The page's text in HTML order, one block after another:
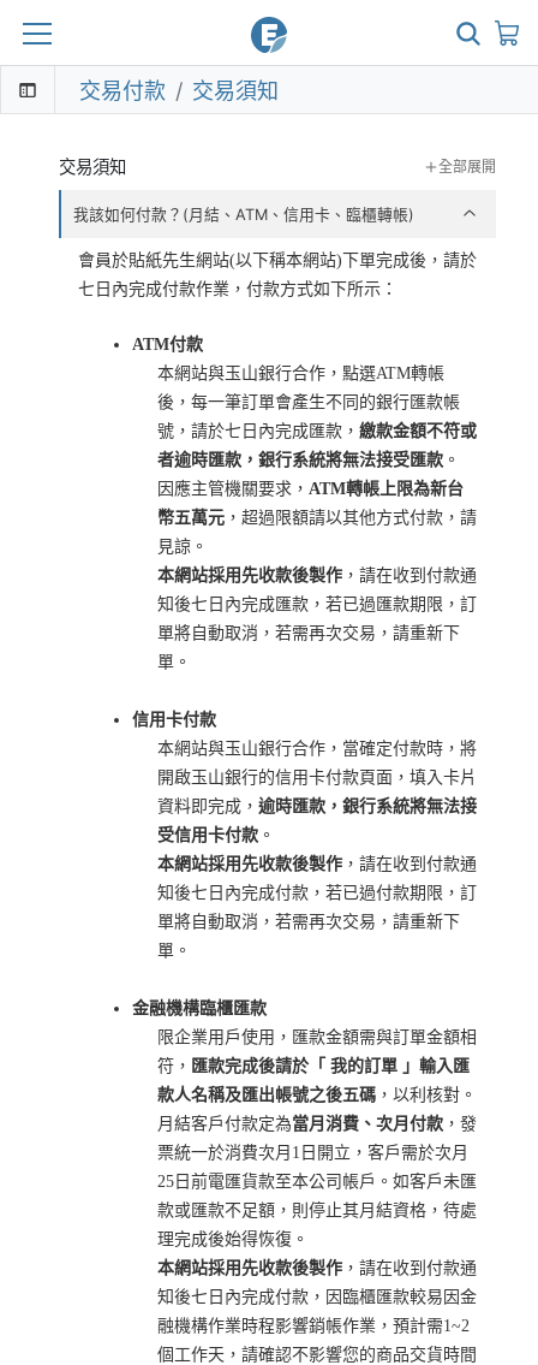
交易付款 交易須知
交易須知 全部展開
我該如何付款？(月結、ATM、信用卡、臨櫃轉帳)
會員於貼紙先生網站(以下稱本網站)下單完成後，請於
七日內完成付款作業，付款方式如下所示：
ATM付款
本網站與玉山銀行合作，點選ATM轉帳
後，每一筆訂單會產生不同的銀行匯款帳
號，請於七日內完成匯款， 繳款金額不符或
者逾時匯款，銀行系統將無法接受匯款 。
因應主管機關要求， ATM轉帳上限為新台
幣五萬元 ， 超過限額請以其他方式付款，請
見諒 。
本網站採用先收款後製作 ，請在收到付款通
知後七日內完成匯款，若已過匯款期限，訂
單將自動取消，若需再次交易，請重新下
單。
信用卡付款
本網站與玉山銀行合作，當確定付款時，將
開啟玉山銀行的信用卡付款頁面，填入卡片
資料即完成， 逾時匯款，銀行系統將無法接
受信用卡付款 。
本網站採用先收款後製作 ，請在收到付款通
知後七日內完成付款，若已過付款期限，訂
單將自動取消，若需再次交易，請重新下
單。
金融機構臨櫃匯款
限企業用戶使用，匯款金額需與訂單金額相
符， 匯款完成後請於「 我的訂單 」輸入匯
款人名稱及匯出帳號之後五碼 ，以利核對。
月結客戶付款定為當月消費、次月付款 ，發
票統一於消費次月1日開立，客戶需於次月
25日前電匯貨款至本公司帳戶。如客戶未匯
款或匯款不足額，則停止其月結資格，待處
理完成後始得恢復。
本網站採用先收款後製作 ，請在收到付款通
知後七日內完成付款，因臨櫃匯款較易因金
融機構作業時程影響銷帳作業，預計需1~2
個工作天，請確認不影響您的商品交貨時間